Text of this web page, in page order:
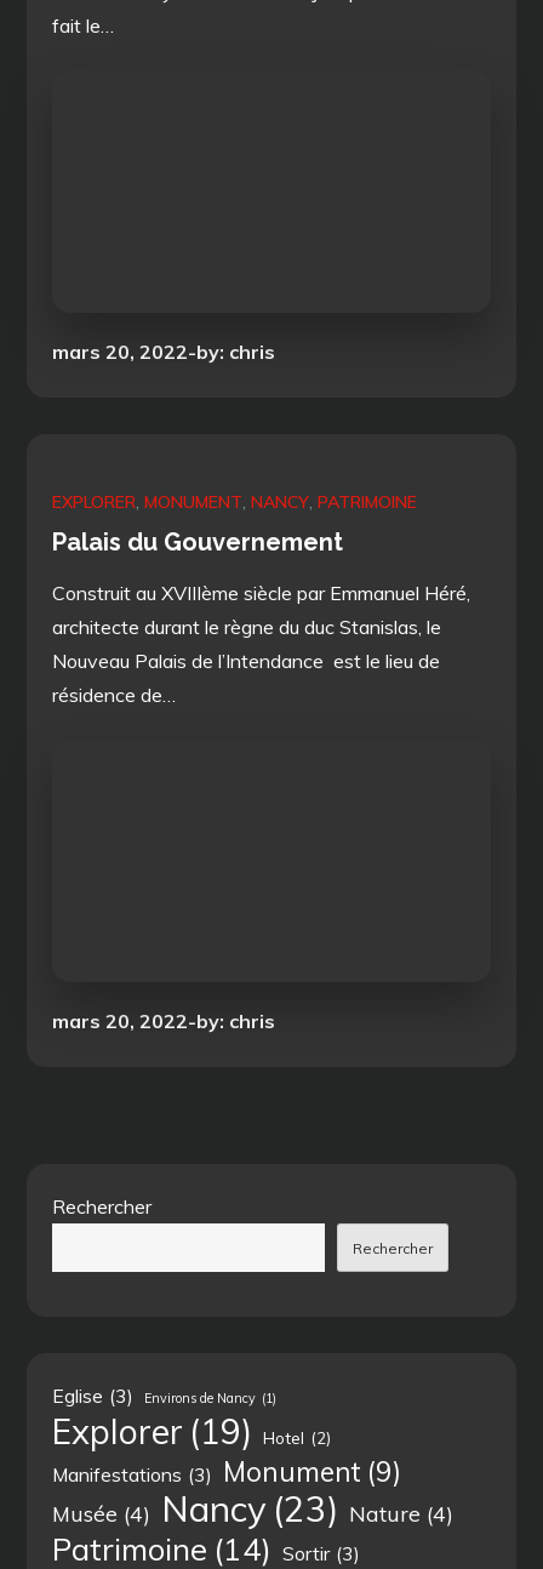
fait le…
Posted
mars 20, 2022 by: chris
EXPLORER MONUMENT NANCY PATRIMOINE
Palais du Gouvernement
Construit au XVIIIème siècle par Emmanuel Héré,
architecte durant le règne du duc Stanislas, le
Nouveau Palais de l’Intendance est le lieu de
résidence de…
Posted
mars 20, 2022 by: chris
Rechercher
Rechercher
Eglise (3) Environs de Nancy (1)
Explorer (19) Hotel (2)
Manifestations (3) Monument (9)
Musée (4) Nancy (23) Nature (4)
Patrimoine (14) Sortir (3)